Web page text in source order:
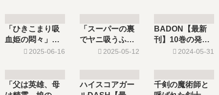
つ？完結した？
発売日はいつ？
「ひきこまり吸
血姫の悶々」は
完結した？最新
は？続編の予定
は？
2025-06-16
「スーパーの裏
でヤニ吸うふた
り」は完結し
巻の予定は？
2025-05-12
BADON【最新
刊】10巻の発売
日はいつ？完結
2024-05-31
「父は英雄、母
ハイスコアガー
千剣の魔術師と